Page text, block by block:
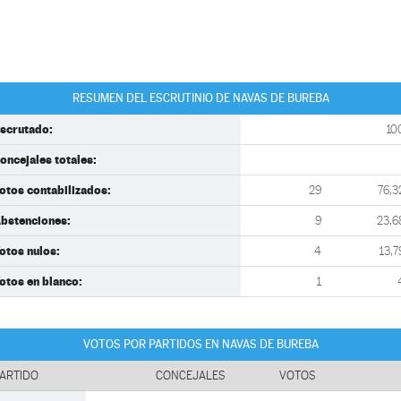
RESUMEN DEL ESCRUTINIO DE NAVAS DE BUREBA
totales:
contabilizados: 29
9
nulos: 4
en blanco: 1
VOTOS POR PARTIDOS EN NAVAS DE BUREBA
CONCEJALES VOTOS